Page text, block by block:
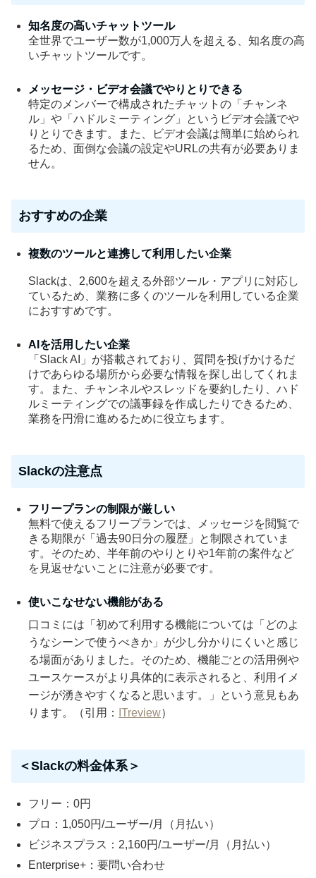
知名度の高いチャットツール
全世界でユーザー数が1,000万人を超える、知名度の高
いチャットツールです。
メッセージ・ビデオ会議でやりとりできる
特定のメンバーで構成されたチャットの「チャンネ
ル」や「ハドルミーティング」というビデオ会議でや
りとりできます。また、ビデオ会議は簡単に始められ
るため、面倒な会議の設定やURLの共有が必要ありま
せん。
おすすめの企業
複数のツールと連携して利用したい企業
Slackは、2,600を超える外部ツール・アプリに対応し
ているため、業務に多くのツールを利用している企業
におすすめです。
AIを活用したい企業
「Slack AI」が搭載されており、質問を投げかけるだ
けであらゆる場所から必要な情報を探し出してくれま
す。また、チャンネルやスレッドを要約したり、ハド
ルミーティングでの議事録を作成したりできるため、
業務を円滑に進めるために役立ちます。
Slackの注意点
フリープランの制限が厳しい
無料で使えるフリープランでは、メッセージを閲覧で
きる期限が「過去90日分の履歴」と制限されていま
す。そのため、半年前のやりとりや1年前の案件など
を見返せないことに注意が必要です。
使いこなせない機能がある
口コミには「初めて利用する機能については「どのよ
うなシーンで使うべきか」が少し分かりにくいと感じ
る場面がありました。そのため、機能ごとの活用例や
ユースケースがより具体的に表示されると、利用イメ
ージが湧きやすくなると思います。」という意見もあ
ります。（引用：
ITreview）
＜Slackの料金体系＞
フリー：0円
プロ：1,050円/ユーザー/月（月払い）
ビジネスプラス：2,160円/ユーザー/月（月払い）
Enterprise+：要問い合わせ